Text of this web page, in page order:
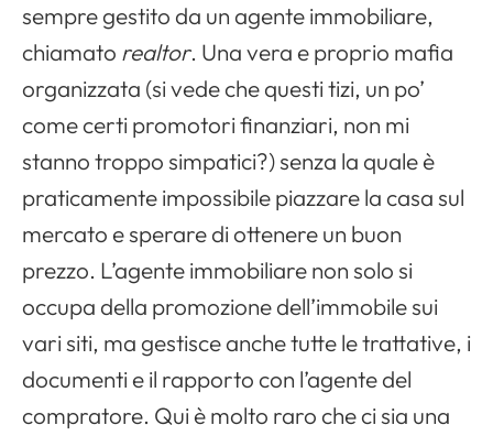
sempre gestito da un agente immobiliare,
chiamato realtor. Una vera e proprio mafia
organizzata (si vede che questi tizi, un po’
come certi promotori finanziari, non mi
stanno troppo simpatici?) senza la quale è
praticamente impossibile piazzare la casa sul
mercato e sperare di ottenere un buon
prezzo. L’agente immobiliare non solo si
occupa della promozione dell’immobile sui
vari siti, ma gestisce anche tutte le trattative, i
documenti e il rapporto con l’agente del
compratore. Qui è molto raro che ci sia una